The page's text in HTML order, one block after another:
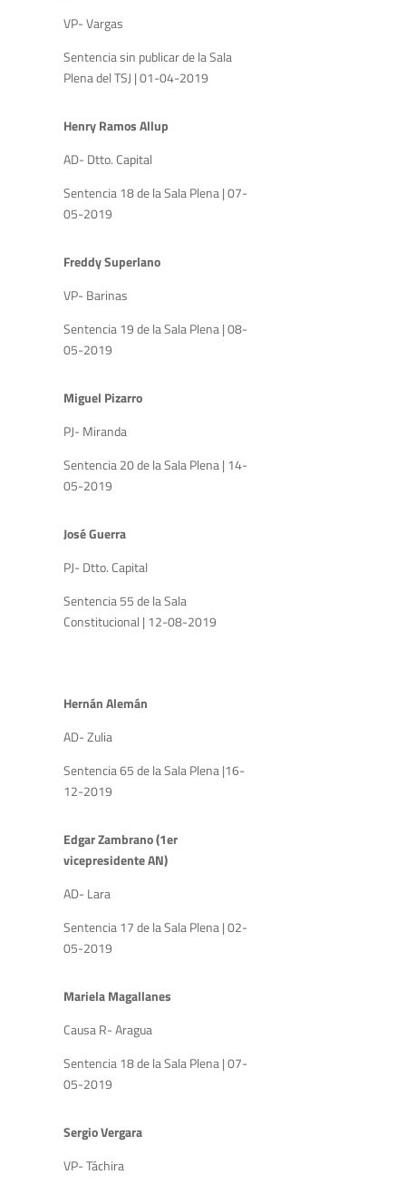
VP- Vargas
Sentencia sin publicar de la Sala
Plena del TSJ | 01-04-2019
Henry Ramos Allup
AD- Dtto. Capital
Sentencia 18 de la Sala Plena | 07-
05-2019
Freddy Superlano
VP- Barinas
Sentencia 19 de la Sala Plena | 08-
05-2019
Miguel Pizarro
PJ- Miranda
Sentencia 20 de la Sala Plena | 14-
05-2019
José Guerra
PJ- Dtto. Capital
Sentencia 55 de la Sala
Constitucional | 12-08-2019
Hernán Alemán
AD- Zulia
Sentencia 65 de la Sala Plena |16-
12-2019
Edgar Zambrano (1er
vicepresidente AN)
AD- Lara
Sentencia 17 de la Sala Plena | 02-
05-2019
Mariela Magallanes
Causa R- Aragua
Sentencia 18 de la Sala Plena | 07-
05-2019
Sergio Vergara
VP- Táchira